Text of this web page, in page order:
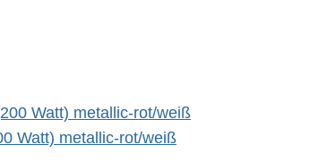
Watt) metallic-rot/weiß